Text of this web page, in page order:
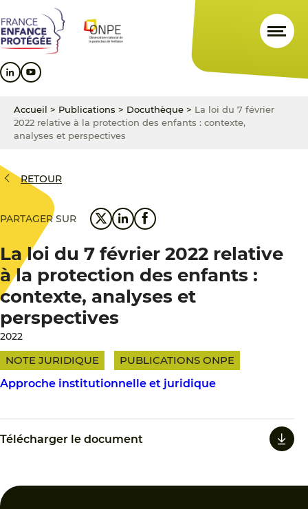
au
contenu
principal
au
menu
principal
au
pied
de
Accueil > Publications > Docuthèque > La loi du 7 février
2022 relative à la protection des enfants : contexte,
analyses et perspectives
RETOUR
PARTAGER SUR
La loi du 7 février 2022 relative
à la protection des enfants :
contexte, analyses et
perspectives
2022
NOTE JURIDIQUE
PUBLICATIONS ONPE
Approche institutionnelle et juridique
Télécharger le document